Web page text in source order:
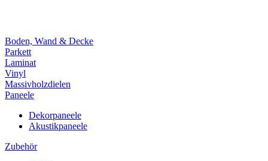
Boden, Wand & Decke
Parkett
Laminat
Vinyl
Massivholzdielen
Paneele
Dekorpaneele
Akustikpaneele
Zubehör